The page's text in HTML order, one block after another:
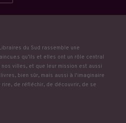
du Sud rassemble une
qu’ils et elles ont un rôle central
villes, et que leur mission est aussi
bien sûr, mais aussi à l'imaginaire
de réfléchir, de découvrir, de se